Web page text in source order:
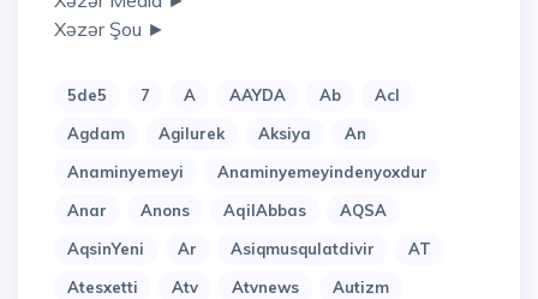
Xəzər Şou ►
5de5 7 A AAYDA Ab
Acl
Agdam
Agilurek Aksiya
An
Anaminyemeyi
Anaminyemeyindenyoxdur
Anar
Anons AqilAbbas
AQSA
AqsinYeni
Ar Asiqmusqulatdivir
AT
Atesxetti
Atv Atvnews
Autizm